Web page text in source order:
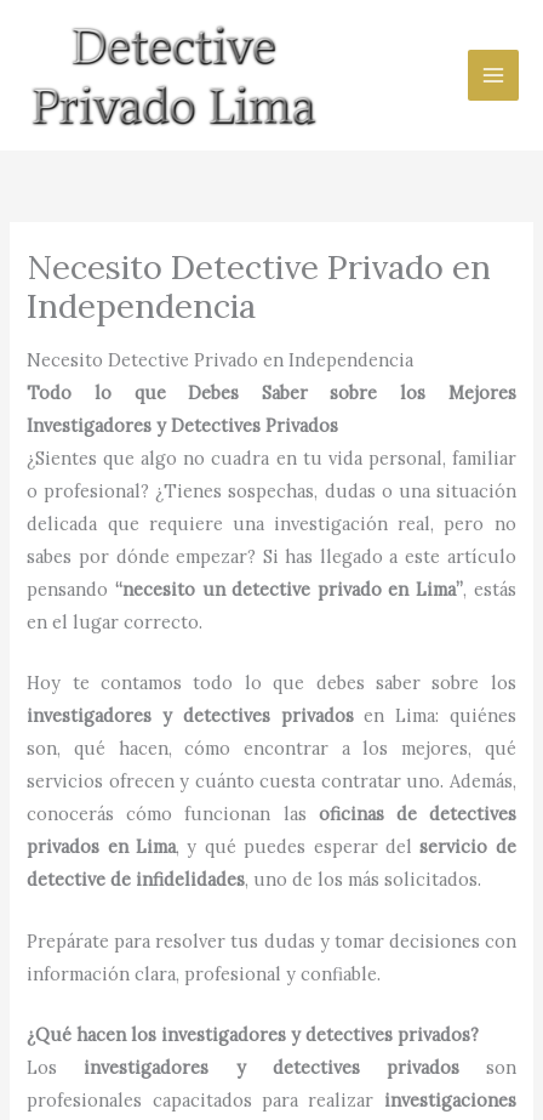
contenido
Necesito Detective Privado en
Independencia
Necesito Detective Privado en Independencia
Todo lo que Debes Saber sobre los Mejores
Investigadores y Detectives Privados
¿Sientes que algo no cuadra en tu vida personal, familiar
o profesional? ¿Tienes sospechas, dudas o una situación
delicada que requiere una investigación real, pero no
sabes por dónde empezar? Si has llegado a este artículo
pensando“necesito un detective privado en Lima”, estás
en el lugar correcto.
Hoy te contamos todo lo que debes saber sobre los
investigadores y detectives privadosen Lima: quiénes
son, qué hacen, cómo encontrar a los mejores, qué
servicios ofrecen y cuánto cuesta contratar uno. Además,
conocerás cómo funcionan las oficinas de detectives
privados en Lima, y qué puedes esperar delservicio de
detective de infidelidades, uno de los más solicitados.
Prepárate para resolver tus dudas y tomar decisiones con
información clara, profesional y confiable.
¿Qué hacen los investigadores y detectives privados?
Los investigadores y detectives privadosson
profesionales capacitados para realizar investigaciones